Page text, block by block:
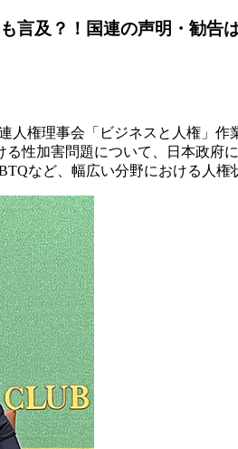
言及？！国連の声明・勧告
権理事会「ビジネスと人権」
性加害問題について、日本政
など、幅広い分野における人権